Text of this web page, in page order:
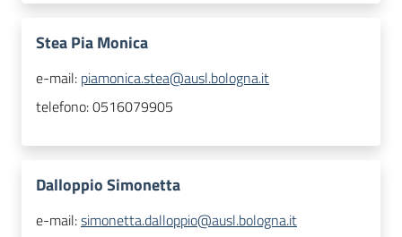
Stea Pia Monica
e-mail: piamonica.stea@ausl.bologna.it
telefono:0516079905
Dalloppio Simonetta
e-mail:simonetta.dalloppio@ausl.bologna.it